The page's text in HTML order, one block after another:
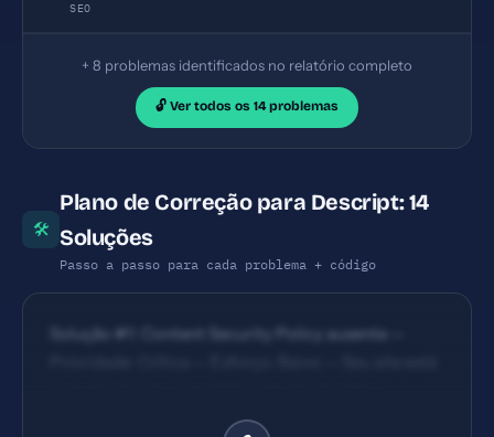
SEO
+ 8 problemas identificados no relatório completo
🔓 Ver todos os 14 problemas
🛠
Plano de Correção para Descript: 14
Soluções
Passo a passo para cada problema + código
Solução #1: Content Security Policy ausente —
malicioso. — Solução #2: X-Frame-Options ausente